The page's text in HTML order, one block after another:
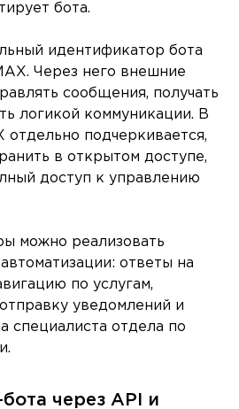
бота.
идентификатор бота
Через него внешние
сообщения, получать
логикой коммуникации. В
отдельно подчеркивается,
в открытом доступе,
доступ к управлению
можно реализовать
ответы на
по услугам,
уведомлений и
специалиста отдела по
через API и